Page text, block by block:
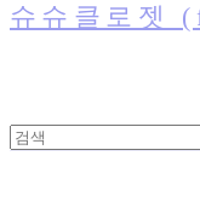
슈슈클로젯